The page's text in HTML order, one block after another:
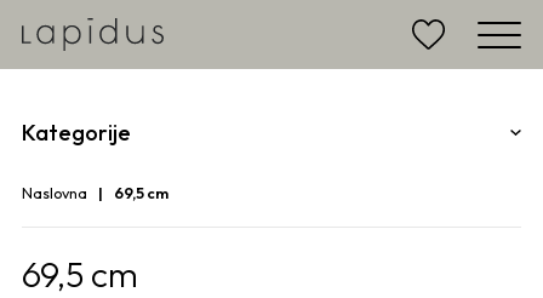
Kategorije
Naslovna 69,5 cm
69,5 cm